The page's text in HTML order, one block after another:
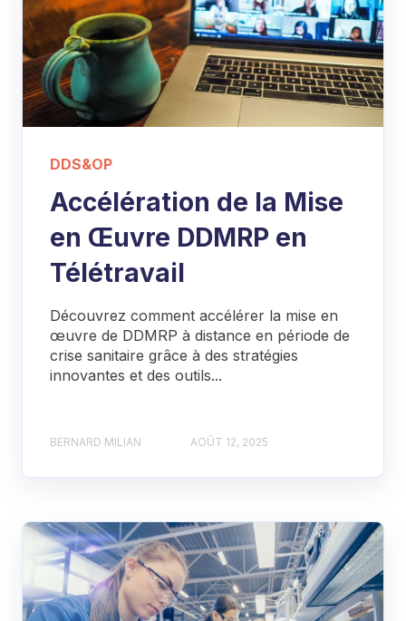
DDS&OP
Accélération de la Mise
en Œuvre DDMRP en
Télétravail
Découvrez comment accélérer la mise en
œuvre de DDMRP à distance en période de
crise sanitaire grâce à des stratégies
innovantes et des outils...
BERNARD MILIAN AOÛT 12, 2025